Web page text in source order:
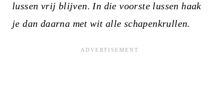
lussen vrij blijven. In die voorste lussen haak
je dan daarna met wit alle schapenkrullen.